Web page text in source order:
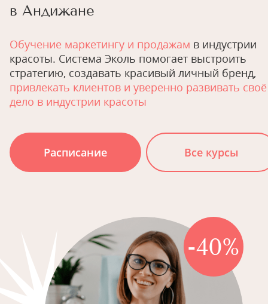
в Андижане
Обучение маркетингу и продажам в индустрии
красоты. Система Эколь помогает выстроить
стратегию, создавать красивый личный бренд,
привлекать клиентов и уверенно развивать своё
дело в индустрии красоты
Расписание Все курсы
-40%